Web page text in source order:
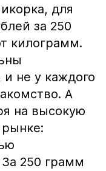
для
за 250
килограмм.
не у каждого
А
на высокую
рынке:
250 грамм